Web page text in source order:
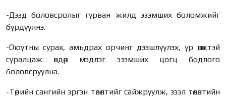
-Дээд боловсролыг гурван жилд эзэмших боломжийг
бүрдүүлнэ.
-Оюутны сурах, амьдрах орчинг дээшлүүлэх, үр өгөөжтэй
суралцаж өндөр мэдлэг эзэмших цогц бодлого
боловсруулна.
-Төрийн сангийн эргэн төлөлтийг сайжруулж, зээл төлөлтийн